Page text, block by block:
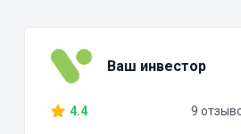
Ваш инвестор
4.4 9